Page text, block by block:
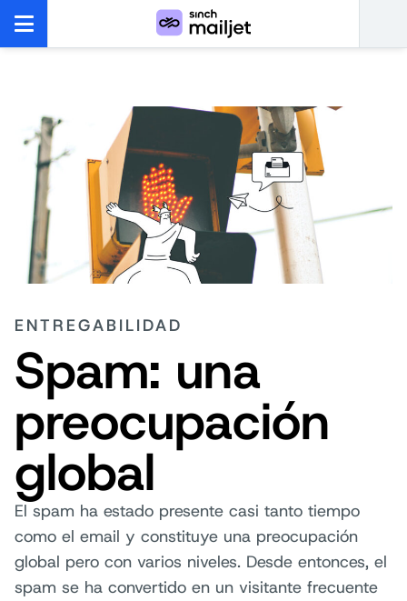
ENTREGABILIDAD
Spam: una
preocupación
global
El spam ha estado presente casi tanto tiempo
como el email y constituye una preocupación
global pero con varios niveles. Desde entonces, el
spam se ha convertido en un visitante frecuente